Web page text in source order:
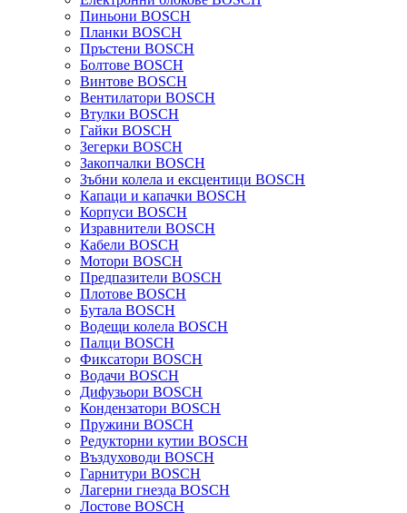
Пиньони BOSCH
Планки BOSCH
Пръстени BOSCH
Болтове BOSCH
Винтове BOSCH
Вентилатори BOSCH
Втулки BOSCH
Гайки BOSCH
Зегерки BOSCH
Закопчалки BOSCH
Зъбни колела и ексцентици BOSCH
Капаци и капачки BOSCH
Корпуси BOSCH
Изравнители BOSCH
Кабели BOSCH
Мотори BOSCH
Предпазители BOSCH
Плотове BOSCH
Бутала BOSCH
Водещи колела BOSCH
Палци BOSCH
Фиксатори BOSCH
Водачи BOSCH
Дифузьори BOSCH
Кондензатори BOSCH
Пружини BOSCH
Редукторни кутии BOSCH
Въздуховоди BOSCH
Гарнитури BOSCH
Лагерни гнезда BOSCH
Лостове BOSCH